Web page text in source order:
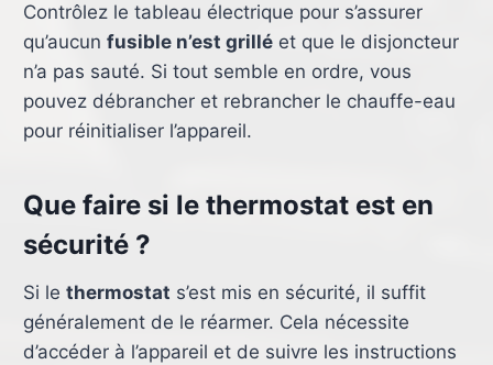
Contrôlez le tableau électrique pour s’assurer
qu’aucun fusible n’est grilléet que le disjoncteur
n’a pas sauté. Si tout semble en ordre, vous
pouvez débrancher et rebrancher le chauffe-eau
pour réinitialiser l’appareil.
Que faire si le thermostat est en
sécurité ?
Si le thermostat s’est mis en sécurité, il suffit
généralement de le réarmer. Cela nécessite
d’accéder à l’appareil et de suivre les instructions